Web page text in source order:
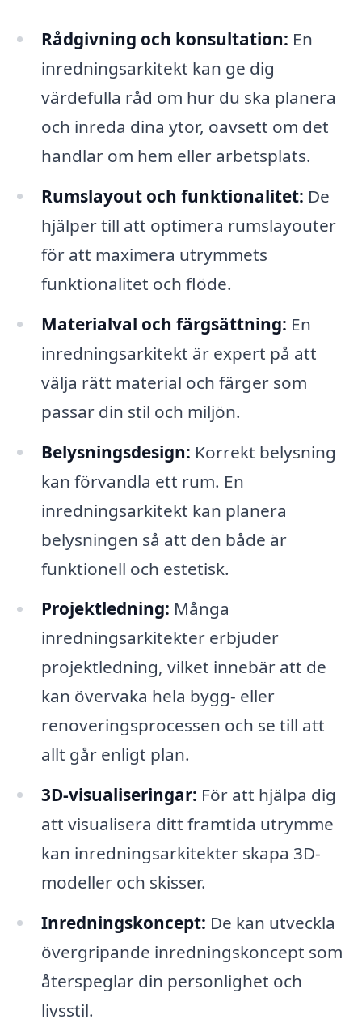
Rådgivning och konsultation: En
inredningsarkitekt kan ge dig
värdefulla råd om hur du ska planera
och inreda dina ytor, oavsett om det
handlar om hem eller arbetsplats.
Rumslayout och funktionalitet: De
hjälper till att optimera rumslayouter
för att maximera utrymmets
funktionalitet och flöde.
Materialval och färgsättning: En
inredningsarkitekt är expert på att
välja rätt material och färger som
passar din stil och miljön.
Belysningsdesign: Korrekt belysning
kan förvandla ett rum. En
inredningsarkitekt kan planera
belysningen så att den både är
funktionell och estetisk.
Projektledning: Många
inredningsarkitekter erbjuder
projektledning, vilket innebär att de
kan övervaka hela bygg- eller
renoveringsprocessen och se till att
allt går enligt plan.
3D-visualiseringar: För att hjälpa dig
att visualisera ditt framtida utrymme
kan inredningsarkitekter skapa 3D-
modeller och skisser.
Inredningskoncept: De kan utveckla
övergripande inredningskoncept som
återspeglar din personlighet och
livsstil.